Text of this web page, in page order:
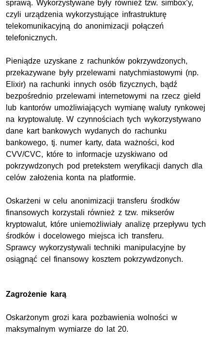
sprawą. Wykorzystywane były również tzw. simbox’y,
czyli urządzenia wykorzystujące infrastrukturę
telekomunikacyjną do anonimizacji połączeń
telefonicznych.
Pieniądze uzyskane z rachunków pokrzywdzonych,
przekazywane były przelewami natychmiastowymi (np.
Elixir) na rachunki innych osób fizycznych, bądź
bezpośrednio przelewami internetowymi na rzecz giełd
lub kantorów umożliwiających wymianę waluty rynkowej
na kryptowalutę. W czynnościach tych wykorzystywano
dane kart bankowych wydanych do rachunku
bankowego, tj. numer karty, data ważności, kod
CVV/CVC, które to informacje uzyskiwano od
pokrzywdzonych pod pretekstem weryfikacji danych dla
celów założenia konta na platformie.
Oskarżeni w celu anonimizacji transferu środków
finansowych korzystali również z tzw. mikserów
kryptowalut, które uniemożliwiały analizę przepływu tych
środków i docelowego miejsca ich transferu.
Sprawcy wykorzystywali techniki manipulacyjne by
osiągnąć cel finansowy kosztem pokrzywdzonych.
Zagrożenie karą
Oskarżonym grozi kara pozbawienia wolności w
maksymalnym wymiarze do lat 20.